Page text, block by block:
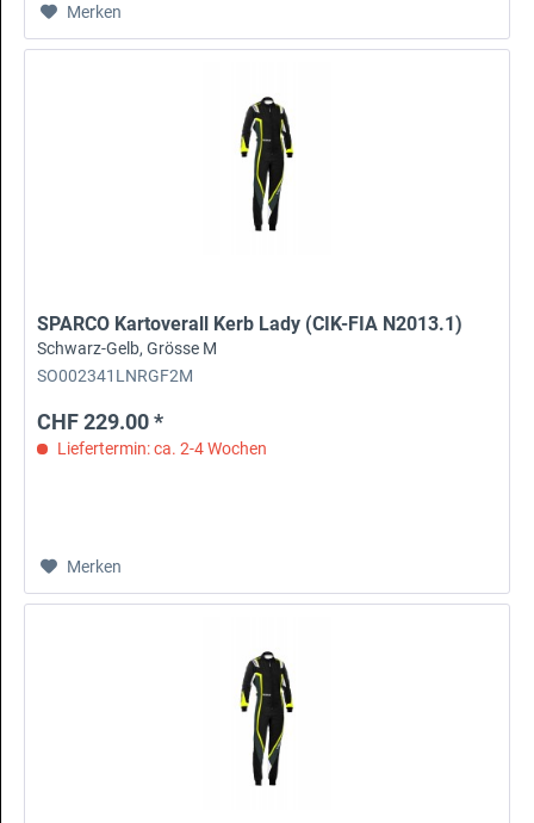
Merken
SPARCO Kartoverall Kerb Lady (CIK-FIA N2013.1)
Schwarz-Gelb, Grösse M
SO002341LNRGF2M
CHF 229.00 *
Liefertermin: ca. 2-4 Wochen
Merken